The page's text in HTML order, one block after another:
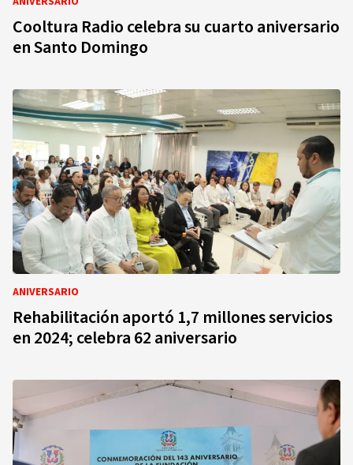
Cooltura Radio celebra su cuarto aniversario
en Santo Domingo
ANIVERSARIO
Rehabilitación aportó 1,7 millones servicios
en 2024; celebra 62 aniversario